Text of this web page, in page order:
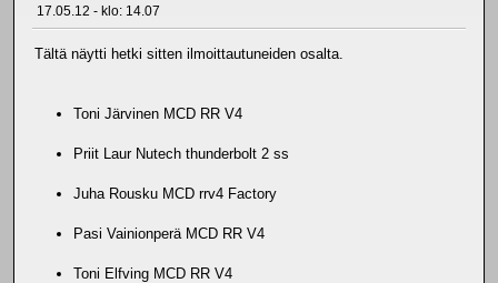
17.05.12 - klo: 14.07
Tältä näytti hetki sitten ilmoittautuneiden osalta.
Toni Järvinen MCD RR V4
Priit Laur Nutech thunderbolt 2 ss
Juha Rousku MCD rrv4 Factory
Pasi Vainionperä MCD RR V4
Toni Elfving MCD RR V4